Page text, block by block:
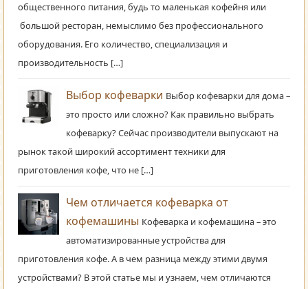
общественного питания, будь то маленькая кофейня или
большой ресторан, немыслимо без профессионального
оборудования. Его количество, специализация и
производительность […]
Выбор кофеварки Выбор кофеварки для дома –
это просто или сложно? Как правильно выбрать
кофеварку? Сейчас производители выпускают на
рынок такой широкий ассортимент техники для
приготовления кофе, что не […]
Чем отличается кофеварка от
кофемашины Кофеварка и кофемашина – это
автоматизированные устройства для
приготовления кофе. А в чем разница между этими двумя
устройствами? В этой статье мы и узнаем, чем отличаются